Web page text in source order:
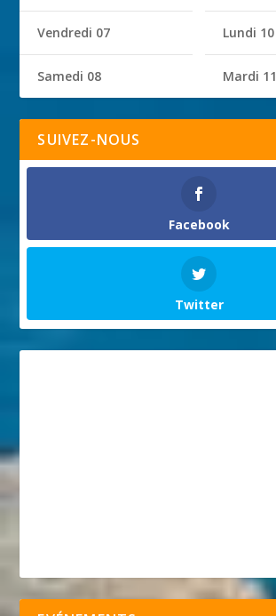
Vendredi 07
Samedi 08
Lundi 10
Mardi 11
SUIVEZ-NOUS
Facebook
Twitter